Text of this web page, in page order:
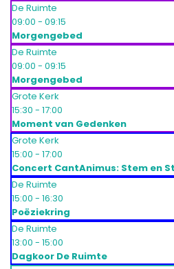
De Ruimte
09:00 - 09:15
Morgengebed
De Ruimte
09:00 - 09:15
Morgengebed
Grote Kerk
15:30 - 17:00
Moment van Gedenken
Grote Kerk
15:00 - 17:00
Concert CantAnimus: Stem en
De Ruimte
15:00 - 16:30
Poëziekring
De Ruimte
13:00 - 15:00
Dagkoor De Ruimte